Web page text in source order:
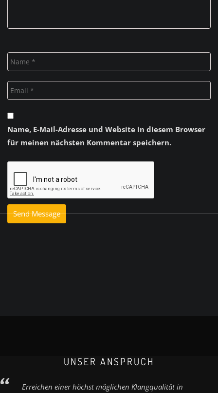
Name, E-Mail-Adresse und Website in diesem Browser
für meinen nächsten Kommentar speichern.
UNSER ANSPRUCH
Erreichen einer höchst möglichen Klangqualität in